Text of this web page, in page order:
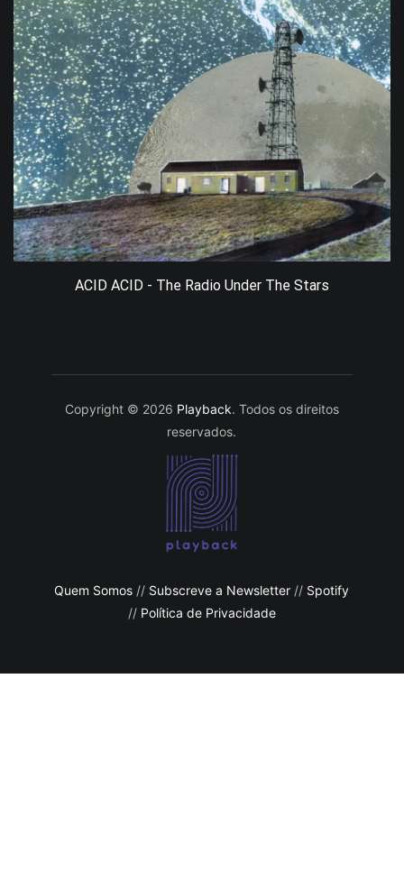
ACID ACID - The Radio Under The Stars
Copyright © 2026 Playback. Todos os direitos
reservados.
Quem Somos // Subscreve a Newsletter // Spotify
// Política de Privacidade